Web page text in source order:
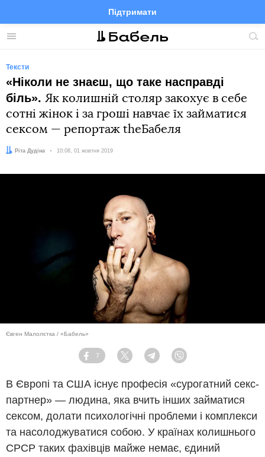
Меню
Підтримати
FacebookTelegramTwitter
Тексти
«Ніколи не знаєш, що таке насправді
біль». Як колишній столяр закохує в себе
сотні жінок і за гроші навчає їх займатися
сексом — репортаж theБабеля
Автор:Ріта Дудіна Дата:
10:08, 01 жовтня 2019
Євген Малолєтка / «Бабель»
Facebook
7
Twitter TelegramViber
В Європі та США існує професія «сурогатний секс-
партнер» — людина, яка вчить інших займатися
сексом, долати психологічні проблеми і комплекси
та насолоджуватися собою. У країнах колишнього
СРСР таких фахівців майже немає, єдиний